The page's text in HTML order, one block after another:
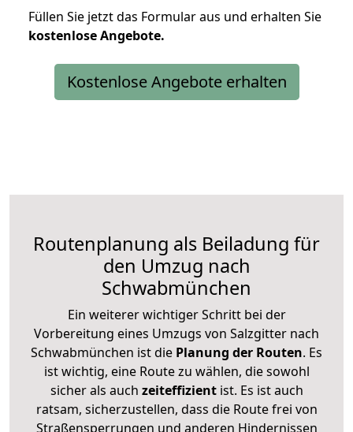
Füllen Sie jetzt das Formular aus und erhalten Sie
kostenloseAngebote.
Kostenlose Angebote erhalten
Routenplanung als Beiladung für
den Umzug nach
Schwabmünchen
Ein weiterer wichtiger Schritt bei der
Vorbereitung eines Umzugs von Salzgitter nach
Schwabmünchen ist die Planung der Routen. Es
ist wichtig, eine Route zu wählen, die sowohl
sicher als auch zeiteffizientist. Es ist auch
ratsam, sicherzustellen, dass die Route frei von
Straßensperrungen und anderen Hindernissen